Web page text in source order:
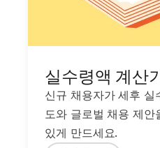
실수령액 계산
신규 채용자가 세후 실
도와 글로벌 채용 제
있게 만드세요.